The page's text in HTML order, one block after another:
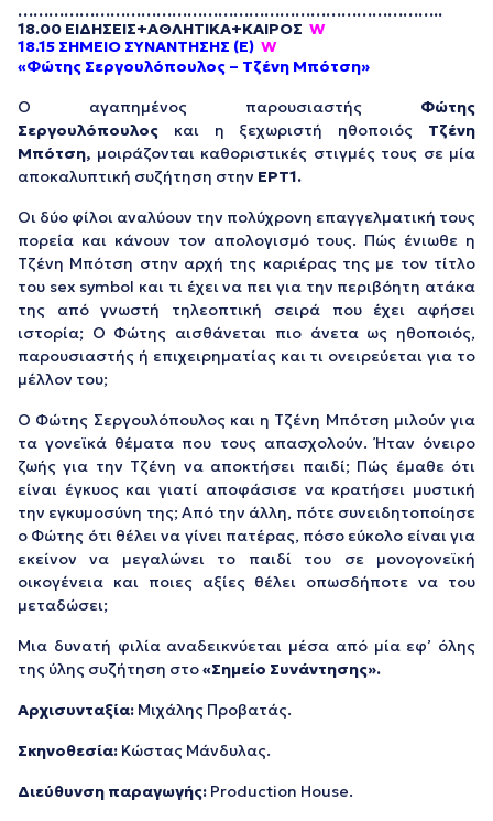
………………………………………………………………………..
18.00 ΕΙΔΗΣΕΙΣ+ΑΘΛΗΤΙΚΑ+ΚΑΙΡΟΣ W
18.15 ΣΗΜΕΙΟ ΣΥΝΑΝΤΗΣΗΣ (Ε) W
«Φώτης Σεργουλόπουλος – Τζένη Μπότση»
Ο αγαπημένος παρουσιαστής Φώτης
Σεργουλόπουλος και η ξεχωριστή ηθοποιός Τζένη
Μπότση, μοιράζονται καθοριστικές στιγμές τους σε μία
αποκαλυπτική συζήτηση στην ΕΡΤ1.
Οι δύο φίλοι αναλύουν την πολύχρονη επαγγελματική τους
πορεία και κάνουν τον απολογισμό τους. Πώς ένιωθε η
Τζένη Μπότση στην αρχή της καριέρας της με τον τίτλο
του sex symbol και τι έχει να πει για την περιβόητη ατάκα
της από γνωστή τηλεοπτική σειρά που έχει αφήσει
ιστορία; Ο Φώτης αισθάνεται πιο άνετα ως ηθοποιός,
παρουσιαστής ή επιχειρηματίας και τι ονειρεύεται για το
μέλλον του;
Ο Φώτης Σεργουλόπουλος και η Τζένη Μπότση μιλoύν για
τα γονεϊκά θέματα που τους απασχολούν. Ήταν όνειρο
ζωής για την Τζένη να αποκτήσει παιδί; Πώς έμαθε ότι
είναι έγκυος και γιατί αποφάσισε να κρατήσει μυστική
την εγκυμοσύνη της; Από την άλλη, πότε συνειδητοποίησε
ο Φώτης ότι θέλει να γίνει πατέρας, πόσο εύκολο είναι για
εκείνον να μεγαλώνει το παιδί του σε μονογονεϊκή
οικογένεια και ποιες αξίες θέλει οπωσδήποτε να του
μεταδώσει;
Μια δυνατή φιλία αναδεικνύεται μέσα από μία εφ’ όλης
της ύλης συζήτηση στο«Σημείο Συνάντησης».
Αρχισυνταξία: Μιχάλης Προβατάς.
Σκηνοθεσία: Κώστας Μάνδυλας.
Διεύθυνση παραγωγής: Production House.